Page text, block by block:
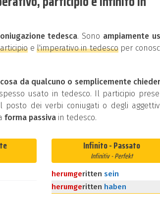
tedesca. Sono ampiamente
el'imperativo in tedescoper
da qualcuno o semplicemente
usato in tedesco. Il participio
dei verbi coniugati o degli
forma passiva in tedesco.
Infinito - Passato
Infinitiv - Perfekt
herumgeritten sein
herumgeritten haben